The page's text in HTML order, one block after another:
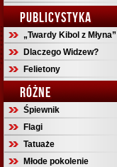
PUBLICYSTYKA
„Twardy Kibol z Młyna”
Dlaczego Widzew?
Felietony
RÓŻNE
Śpiewnik
Flagi
Tatuaże
Młode pokolenie